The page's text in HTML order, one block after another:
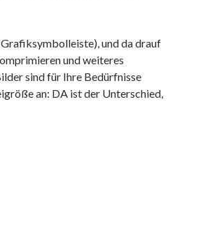
und da drauf
und weiteres
sind für Ihre Bedürfnisse
an: DA ist der Unterschied,